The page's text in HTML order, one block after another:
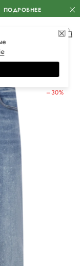
ПОДРОБНЕЕ
–30%